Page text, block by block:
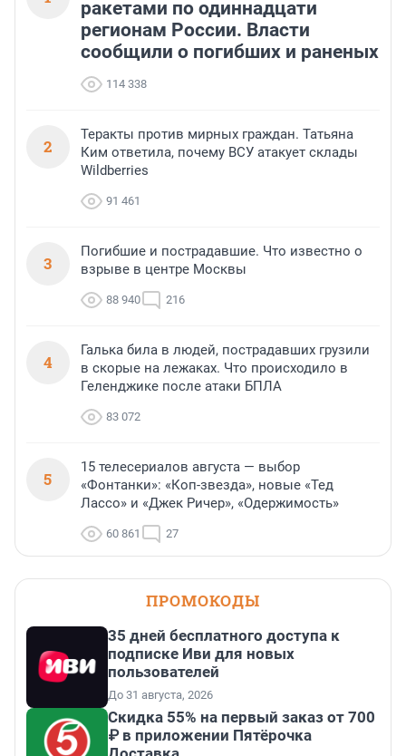
ракетами по одиннадцати
регионам России. Власти
сообщили о погибших и раненых
114 338
2
Теракты против мирных граждан. Татьяна
Ким ответила, почему ВСУ атакует склады
Wildberries
91 461
3
Погибшие и пострадавшие. Что известно о
взрыве в центре Москвы
88 940 216
4
Галька била в людей, пострадавших грузили
в скорые на лежаках. Что происходило в
Геленджике после атаки БПЛА
83 072
5
15 телесериалов августа — выбор
«Фонтанки»: «Коп-звезда», новые «Тед
Лассо» и «Джек Ричер», «Одержимость»
60 861 27
ПРОМОКОДЫ
35 дней бесплатного доступа к
подписке Иви для новых
пользователей
До 31 августа, 2026
Скидка 55% на первый заказ от 700
₽ в приложении Пятёрочка